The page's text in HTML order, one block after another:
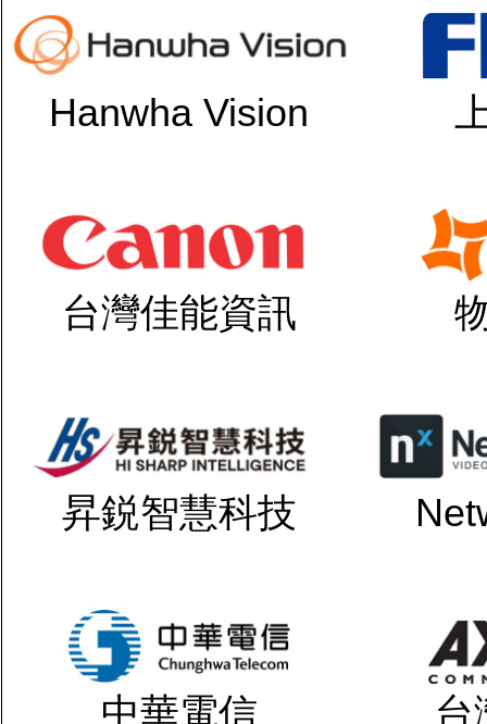
Hanwha Vision
台灣佳能資訊
昇鋭智慧科技
中華電信 台